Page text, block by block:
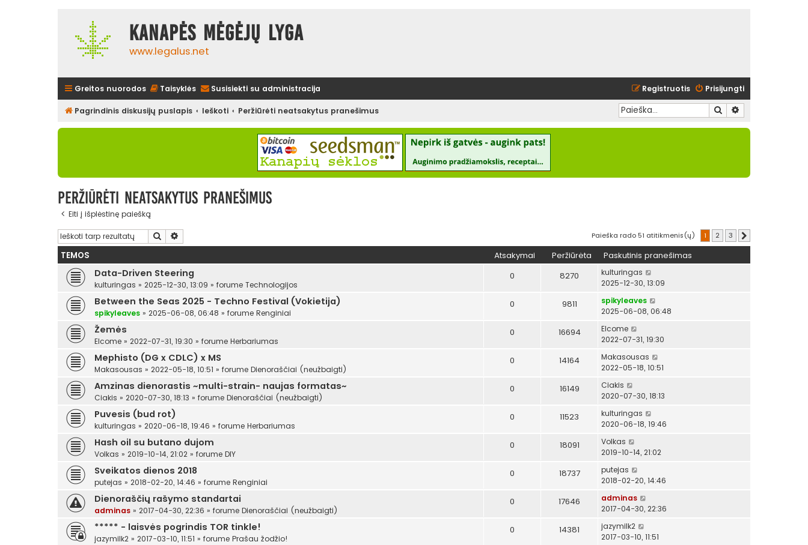
Kanapės mėgėjų lyga
www.legalus.net
Greitos nuorodos Taisyklės Susisiekti su administracija Prisijungti
Registruotis
Pagrindinis diskusijų puslapis Ieškoti Peržiūrėti neatsakytus pranešimus Ieškoti
Peržiūrėti neatsakytus pranešimus
Eiti į išplėstinę paiešką
Ieškoti Paieška rado 51 atitikmenis(ų) 1 2 3
TEMOS Atsakymai Peržiūrėta Paskutinis pranešimas
Data-Driven Steering
kulturingas » 2025-12-30, 13:09 » forume Technologijos
0 8270
kulturingas
2025-12-30, 13:09
Between the Seas 2025 - Techno Festival (Vokietija)
spikyleaves » 2025-06-08, 06:48 » forume Renginiai
0 9811
spikyleaves
2025-06-08, 06:48
Žemės
Elcome » 2022-07-31, 19:30 » forume Herbariumas
0 16694
Elcome
2022-07-31, 19:30
Mephisto (DG x CDLC) x MS
Makasousas » 2022-05-18, 10:51 » forume Dienoraščiai (neužbaigti)
0 14164
Makasousas
2022-05-18, 10:51
Amzinas dienorastis ~multi-strain- naujas formatas~
Ciakis » 2020-07-30, 18:13 » forume Dienoraščiai (neužbaigti)
0 16149
Ciakis
2020-07-30, 18:13
Puvesis (bud rot)
kulturingas » 2020-06-18, 19:46 » forume Herbariumas
0 11523
kulturingas
2020-06-18, 19:46
Hash oil su butano dujom
Volkas » 2019-10-14, 21:02 » forume DIY
0 18091
Volkas
2019-10-14, 21:02
Sveikatos dienos 2018
putejas » 2018-02-20, 14:46 » forume Renginiai
0 18737
putejas
2018-02-20, 14:46
Dienoraščių rašymo standartai
adminas » 2017-04-30, 22:36 » forume Dienoraščiai (neužbaigti)
0 17646
adminas
2017-04-30, 22:36
***** - laisvės pogrindis TOR tinkle!
jazymilk2 » 2017-03-10, 11:51 » forume Prašau žodžio!
0 14381
jazymilk2
2017-03-10, 11:51